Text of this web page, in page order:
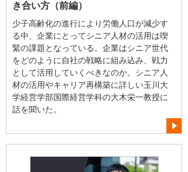
き合い方（前編）
少子高齢化の進行により労働人口が減少す
る中、企業にとってシニア人材の活用は喫
緊の課題となっている。企業はシニア世代
をどのように自社の戦略に組み込み、戦力
として活用していくべきなのか。シニア人
材の活用やキャリア再構築に詳しい玉川大
学経営学部国際経営学科の大木栄一教授に
話を聞いた。